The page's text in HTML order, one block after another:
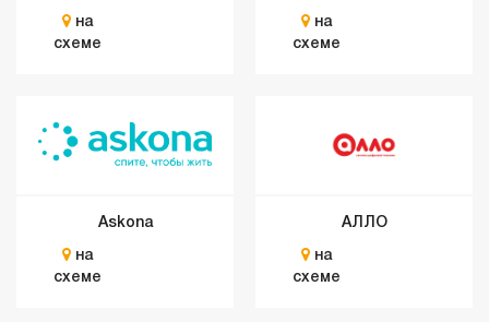
на
схеме
на
схеме
Askona
на
схеме
АЛЛО
на
схеме